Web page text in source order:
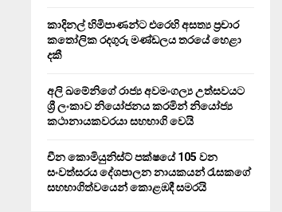
කාදිනල් හිමිපාණන්ට එරෙහි අසත්‍ය ප්‍රචාර
කතෝලික රදගුරු මණ්ඩලය තරයේ හෙළා
දකී
අලි ඛමේනිගේ රාජ්‍ය අවමංගල්‍ය උත්සවයට
ශ්‍රී ලංකාව නියෝජනය කරමින් නියෝජ්‍ය
කථානායකවරයා සහභාගි වෙයි
චීන කොමියුනිස්ට් පක්ෂයේ 105 වන
සංවත්සරය දේශපාලන නායකයන් රැසකගේ
සහභාගිත්වයෙන් කොළඹදී සමරයි